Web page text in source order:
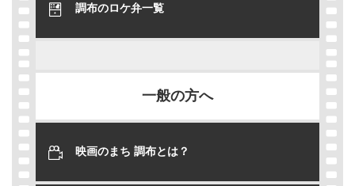
調布のロケ弁一覧
一般の方へ
映画のまち 調布とは？